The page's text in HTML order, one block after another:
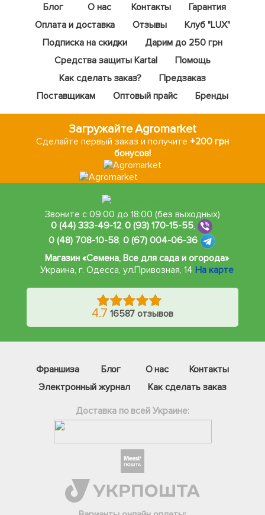
Блог О нас Контакты
Гарантия
Оплата и доставка
Отзывы
Клуб "LUX"
Подписка на скидки
Дарим до 250 грн
Средства защиты Kartal
Помощь
Как сделать заказ?
Предзаказ
Поставщикам
Оптовый прайс Бренды
Загружайте Agromarket
Сделайте первый заказ и получите +200 грн
бонусов!
Звоните с 09:00 до 18:00 (без выходных)
0 (44) 333-49-12,0 (93) 170-15-55,
0 (48) 708-10-58, 0 (67) 004-06-36
Магазин «Семена, Все для сада и огорода»
Украина, г. Одесса, ул.Привозная, 14 На карте
4.7 16587 отзывов
Франшиза Блог О нас
Контакты
Электронный журнал
Как сделать заказ
Доставка по всей Украине:
Телеграм